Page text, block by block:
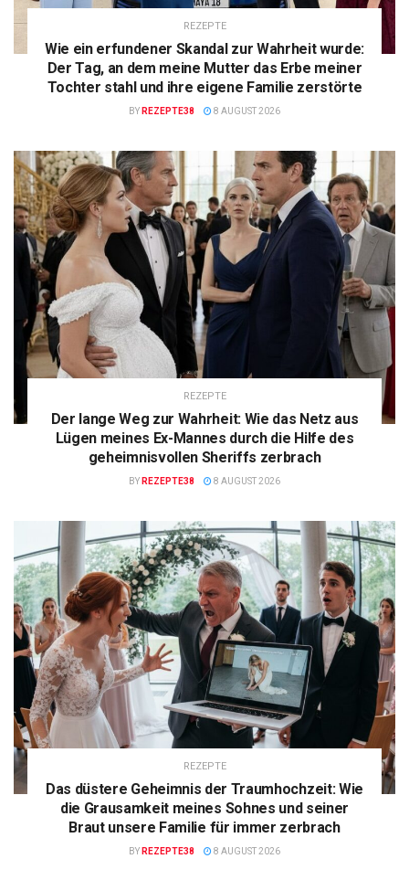
REZEPTE
Wie ein erfundener Skandal zur Wahrheit wurde:
Der Tag, an dem meine Mutter das Erbe meiner
Tochter stahl und ihre eigene Familie zerstörte
BY REZEPTE38 8 AUGUST 2026
REZEPTE
Der lange Weg zur Wahrheit: Wie das Netz aus
Lügen meines Ex-Mannes durch die Hilfe des
geheimnisvollen Sheriffs zerbrach
BY REZEPTE38 8 AUGUST 2026
REZEPTE
Das düstere Geheimnis der Traumhochzeit: Wie
die Grausamkeit meines Sohnes und seiner
Braut unsere Familie für immer zerbrach
BY REZEPTE38 8 AUGUST 2026